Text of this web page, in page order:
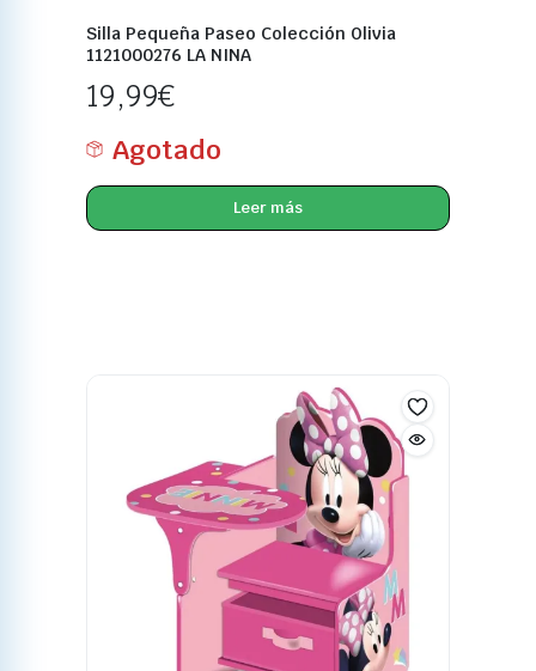
Silla Pequeña Paseo Colección Olivia
1121000276 LA NINA
19,99€
Agotado
Leer más